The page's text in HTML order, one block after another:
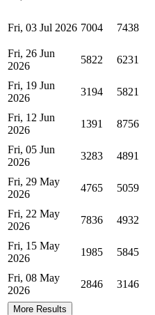
Fri, 03 Jul 2026 7004 7438
Fri, 26 Jun
2026
5822 6231
Fri, 19 Jun
2026
3194 5821
Fri, 12 Jun
2026
1391 8756
Fri, 05 Jun
2026
3283 4891
Fri, 29 May
2026
4765 5059
Fri, 22 May
2026
7836 4932
Fri, 15 May
2026
1985 5845
Fri, 08 May
2026
2846 3146
More Results